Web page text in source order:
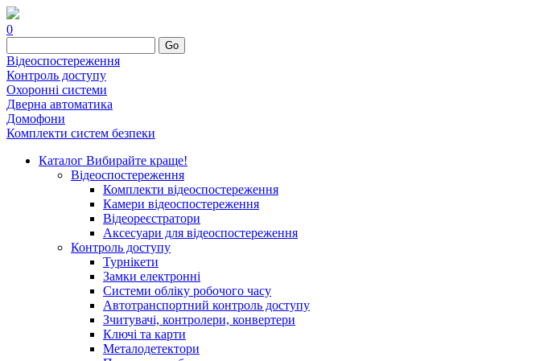
0
Go
Відеоспостереження
Контроль доступу
Охоронні системи
Дверна автоматика
Домофони
Комплекти систем безпеки
Каталог Вибирайте краще!
Відеоспостереження
Комплекти відеоспостереження
Камери відеоспостереження
Відеореєстратори
Аксесуари для відеоспостереження
Контроль доступу
Турнікети
Замки електронні
Системи обліку робочого часу
Автотранспортний контроль доступу
Зчитувачі, контролери, конвертери
Ключі та карти
Металодетектори